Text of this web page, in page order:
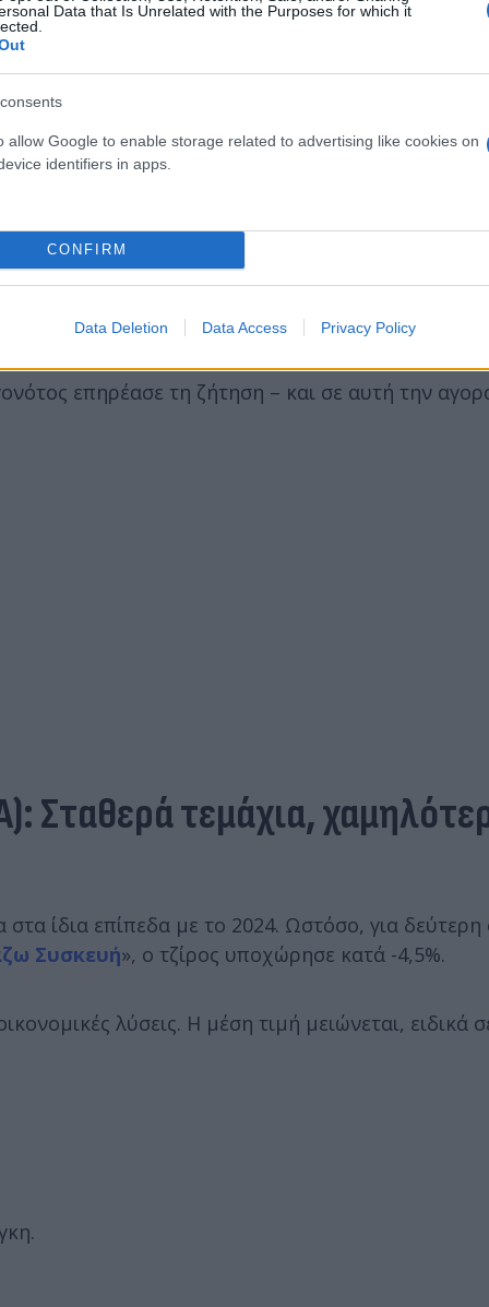
Data that Is Unrelated with the Purposes for which it
allow Google to enable storage related to advertising like cookies on
identifiers in apps.
CONFIRM
Data Deletion Data Access Privacy Policy
2020-2021 λόγω πανδημίας, οι
το δεύτερο μισό του 2024. Το 2025 δείχνει
μεγάλα events δεν
καλύτερη εικόνα, OLED και QLED
επηρέασε τη ζήτηση – και σε αυτή την
Σταθερά τεμάχια,
ίδια επίπεδα με το 2024. Ωστόσο, για
Συσκευή», ο τζίρος υποχώρησε κατά -4,5%.
λύσεις. Η μέση τιμή μειώνεται, ειδικά